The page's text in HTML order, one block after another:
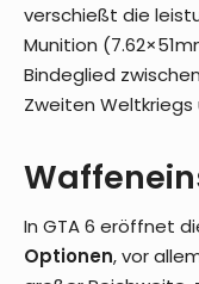
verschießt die
Munition
Bindeglied
Zweiten
In GTA 6 eröffnet
Optionen, vor